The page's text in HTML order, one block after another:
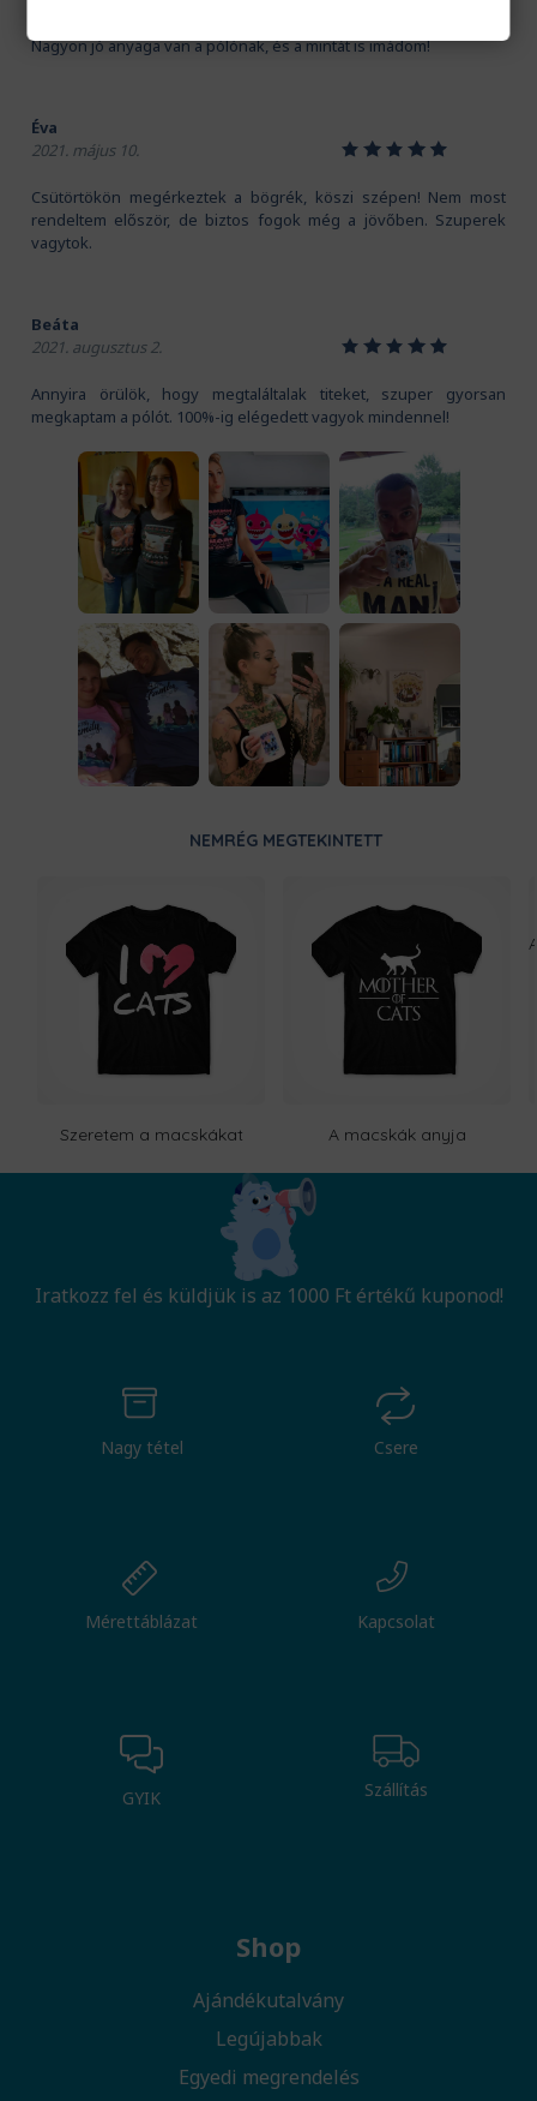
Nagyon jó anyaga van a pólónak, és a mintát is imádom!
Éva
2021. május 10.
12345
Csütörtökön megérkeztek a bögrék, köszi szépen! Nem most
rendeltem először, de biztos fogok még a jövőben. Szuperek
vagytok.
Beáta
2021. augusztus 2.
12345
Annyira örülök, hogy megtaláltalak titeket, szuper gyorsan
megkaptam a pólót. 100%-ig elégedett vagyok mindennel!
NEMRÉG MEGTEKINTETT
Szeretem a macskákat A macskák anyja
Iratkozz fel és küldjük is az 1000 Ft értékű kuponod!
Nagy tétel Csere
Mérettáblázat Kapcsolat
GYIK Szállítás
Shop
Ajándékutalvány
Legújabbak
Egyedi megrendelés